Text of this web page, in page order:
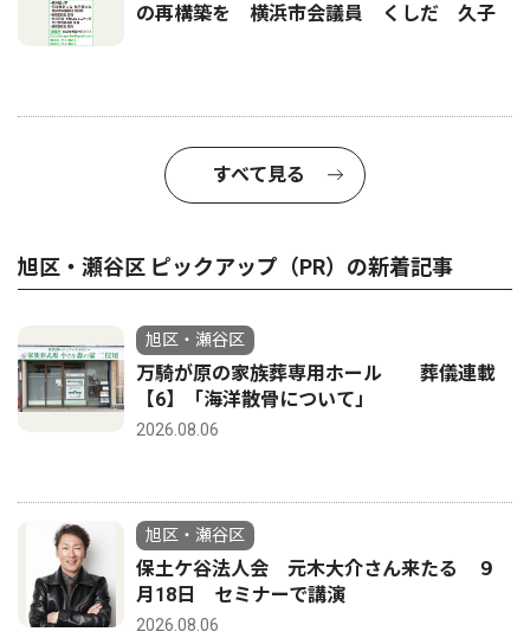
の再構築を 横浜市会議員 くしだ 久子
すべて見る
旭区・瀬谷区 ピックアップ（PR）の新着記事
旭区・瀬谷区
万騎が原の家族葬専用ホール 葬儀連載
【6】「海洋散骨について」
2026.08.06
旭区・瀬谷区
保土ケ谷法人会 元木大介さん来たる ９
月18日 セミナーで講演
2026.08.06